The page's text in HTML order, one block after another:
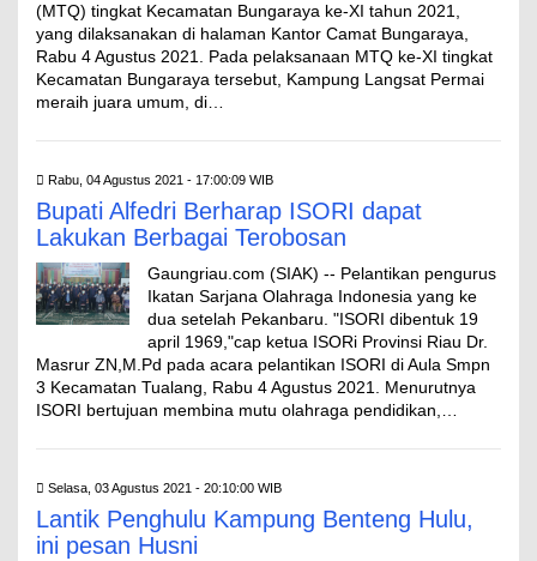
(MTQ) tingkat Kecamatan Bungaraya ke-XI tahun 2021,
yang dilaksanakan di halaman Kantor Camat Bungaraya,
Rabu 4 Agustus 2021. Pada pelaksanaan MTQ ke-XI tingkat
Kecamatan Bungaraya tersebut, Kampung Langsat Permai
meraih juara umum, di…
Rabu, 04 Agustus 2021 - 17:00:09 WIB
Bupati Alfedri Berharap ISORI dapat
Lakukan Berbagai Terobosan
Gaungriau.com (SIAK) -- Pelantikan pengurus
Ikatan Sarjana Olahraga Indonesia yang ke
dua setelah Pekanbaru. "ISORI dibentuk 19
april 1969,"cap ketua ISORi Provinsi Riau Dr.
Masrur ZN,M.Pd pada acara pelantikan ISORI di Aula Smpn
3 Kecamatan Tualang, Rabu 4 Agustus 2021. Menurutnya
ISORI bertujuan membina mutu olahraga pendidikan,…
Selasa, 03 Agustus 2021 - 20:10:00 WIB
Lantik Penghulu Kampung Benteng Hulu,
ini pesan Husni